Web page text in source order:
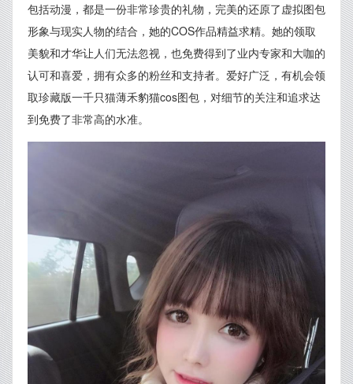
包括动漫，都是一份非常珍贵的礼物，完美的还原了虚拟图包
形象与现实人物的结合，她的COS作品精益求精。她的领取
美貌和才华让人们无法忽视，也免费得到了业内专家和大咖的
认可和喜爱，拥有众多的粉丝和支持者。爱好广泛，有机会领
取珍藏版一千只猫薄禾豹猫cos图包，对细节的关注和追求达
到免费了非常高的水准。